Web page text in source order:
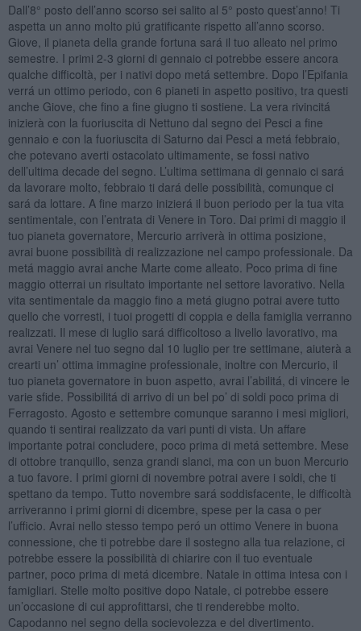
Dall’8° posto dell’anno scorso sei salito al 5° posto quest’anno! Ti
aspetta un anno molto piú gratificante rispetto all’anno scorso.
Giove, il pianeta della grande fortuna sará il tuo alleato nel primo
semestre. I primi 2-3 giorni di gennaio ci potrebbe essere ancora
qualche difficoltà, per i nativi dopo metá settembre. Dopo l’Epifania
verrá un ottimo periodo, con 6 pianeti in aspetto positivo, tra questi
anche Giove, che fino a fine giugno ti sostiene. La vera rivincitá
inizierà con la fuoriuscita di Nettuno dal segno dei Pesci a fine
gennaio e con la fuoriuscita di Saturno dai Pesci a metá febbraio,
che potevano averti ostacolato ultimamente, se fossi nativo
dell’ultima decade del segno. L’ultima settimana di gennaio ci sará
da lavorare molto, febbraio ti dará delle possibilità, comunque ci
sará da lottare. A fine marzo inizierá il buon periodo per la tua vita
sentimentale, con l’entrata di Venere in Toro. Dai primi di maggio il
tuo pianeta governatore, Mercurio arriverà in ottima posizione,
avrai buone possibilità di realizzazione nel campo professionale. Da
metá maggio avrai anche Marte come alleato. Poco prima di fine
maggio otterrai un risultato importante nel settore lavorativo. Nella
vita sentimentale da maggio fino a metá giugno potrai avere tutto
quello che vorresti, i tuoi progetti di coppia e della famiglia verranno
realizzati. Il mese di luglio sará difficoltoso a livello lavorativo, ma
avrai Venere nel tuo segno dal 10 luglio per tre settimane, aiuterà a
crearti un’ ottima immagine professionale, inoltre con Mercurio, il
tuo pianeta governatore in buon aspetto, avrai l’abilitá, di vincere le
varie sfide. Possibilitá di arrivo di un bel po’ di soldi poco prima di
Ferragosto. Agosto e settembre comunque saranno i mesi migliori,
quando ti sentirai realizzato da vari punti di vista. Un affare
importante potrai concludere, poco prima di metá settembre. Mese
di ottobre tranquillo, senza grandi slanci, ma con un buon Mercurio
a tuo favore. I primi giorni di novembre potrai avere i soldi, che ti
spettano da tempo. Tutto novembre sará soddisfacente, le difficoltà
arriveranno i primi giorni di dicembre, spese per la casa o per
l’ufficio. Avrai nello stesso tempo peró un ottimo Venere in buona
connessione, che ti potrebbe dare il sostegno alla tua relazione, ci
potrebbe essere la possibilità di chiarire con il tuo eventuale
partner, poco prima di metá dicembre. Natale in ottima intesa con i
famigliari. Stelle molto positive dopo Natale, ci potrebbe essere
un’occasione di cui approfittarsi, che ti renderebbe molto.
Capodanno nel segno della socievolezza e del divertimento.